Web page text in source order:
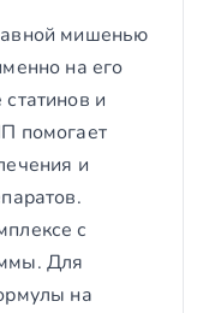
мишенью
на его
и
помогает
и
с
Для
на